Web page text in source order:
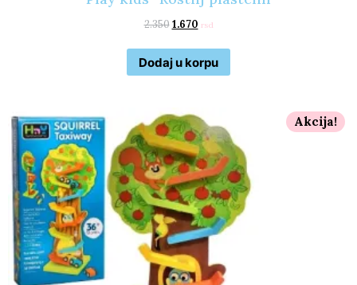
2.350 1.670 rsd
Dodaj u korpu
Akcija!